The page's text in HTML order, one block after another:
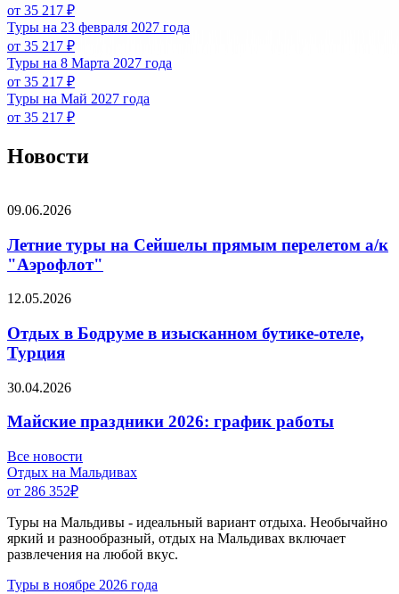
от 35 217 ₽
Туры на 23 февраля 2027 года
от 35 217 ₽
Туры на 8 Марта 2027 года
от 35 217 ₽
Туры на Май 2027 года
от 35 217 ₽
Новости
09.06.2026
Летние туры на Сейшелы прямым перелетом а/к
"Аэрофлот"
12.05.2026
Отдых в Бодруме в изысканном бутике-отеле,
Турция
30.04.2026
Майские праздники 2026: график работы
Все новости
Отдых на Мальдивах
от 286 352₽
Туры на Мальдивы - идеальный вариант отдыха. Необычайно
яркий и разнообразный, отдых на Мальдивах включает
развлечения на любой вкус.
Туры в ноябре 2026 года